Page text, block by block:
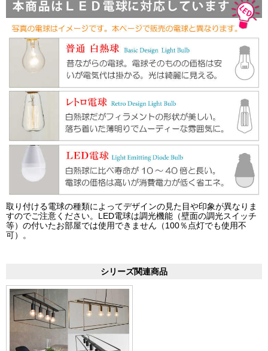
取り付ける電球の種類によってデザインの見た目や印象が異なりま
すのでご注意ください。LED電球は調光機能（壁面の調光スイッチ
等）の付いたお部屋では使用できません（100％点灯でも使用不
可）。
シリーズ関連商品